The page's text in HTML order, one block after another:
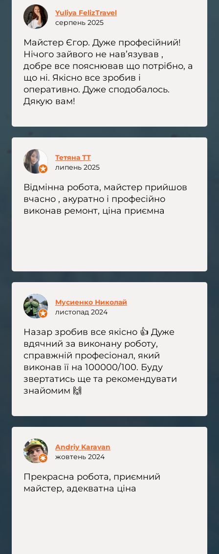
Yuliya FelizTravel
серпень 2025
Майстер Єгор. Дуже професійний!
Нічого зайвого не навʼязував ,
добре все пояснював що потрібно, а
що ні. Якісно все зробив і
оперативно. Дуже сподобалось.
Дякую вам!
Тетяна ТТ
липень 2025
Відмінна робота, майстер прийшов
вчасно , акуратно і професійно
виконав ремонт, ціна приємна
Мусиенко Николай
листопад 2024
Назар зробив все якісно 👍 Дуже
вдячний за виконану роботу,
справжній професіонал, який
виконав її на 100000/100. Буду
звертатись ще та рекомендувати
знайомим 🙌
Andriy Karavan
жовтень 2024
Прекрасна робота, приємний
майстер, адекватна ціна